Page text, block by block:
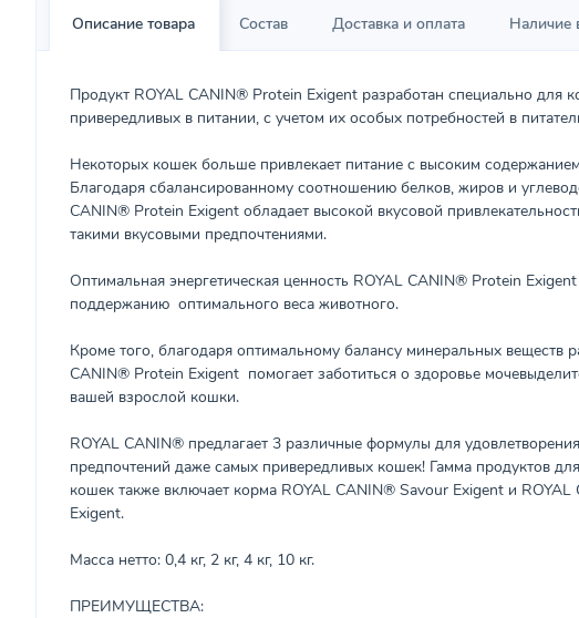
Описание товара Состав Доставка и оплата Наличие
Продукт ROYAL CANIN® Protein Exigent разработан специально для
привередливых в питании, с учетом их особых потребностей в
Некоторых кошек больше привлекает питание с высоким
Благодаря сбалансированному соотношению белков, жиров и
CANIN® Protein Exigent обладает высокой вкусовой
такими вкусовыми предпочтениями.
Оптимальная энергетическая ценность ROYAL CANIN® Protein Exigent
поддержанию оптимального веса животного.
Кроме того, благодаря оптимальному балансу минеральных веществ
CANIN® Protein Exigent помогает заботиться о здоровье
вашей взрослой кошки.
ROYAL CANIN® предлагает 3 различные формулы для
предпочтений даже самых привередливых кошек! Гамма продуктов
кошек также включает корма ROYAL CANIN® Savour Exigent и
Exigent.
Масса нетто: 0,4 кг, 2 кг, 4 кг, 10 кг.
ПРЕИМУЩЕСТВА: